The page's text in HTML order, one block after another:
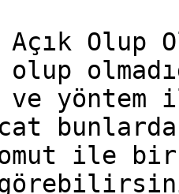
Olup
ve
ile